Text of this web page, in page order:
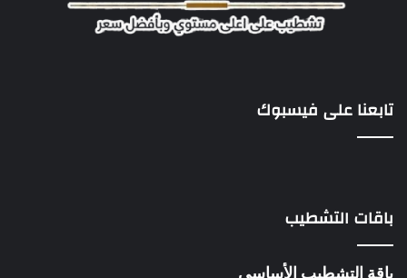
تابعنا على فيسبوك
باقات التشطيب
باقة التشطيب الأساسي